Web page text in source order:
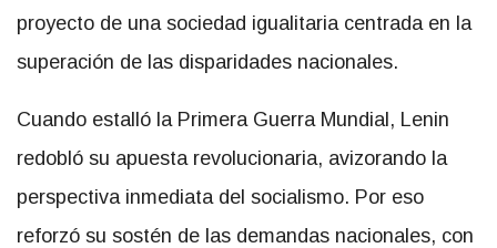
proyecto de una sociedad igualitaria centrada en la
superación de las disparidades nacionales.
Cuando estalló la Primera Guerra Mundial, Lenin
redobló su apuesta revolucionaria, avizorando la
perspectiva inmediata del socialismo. Por eso
reforzó su sostén de las demandas nacionales, con